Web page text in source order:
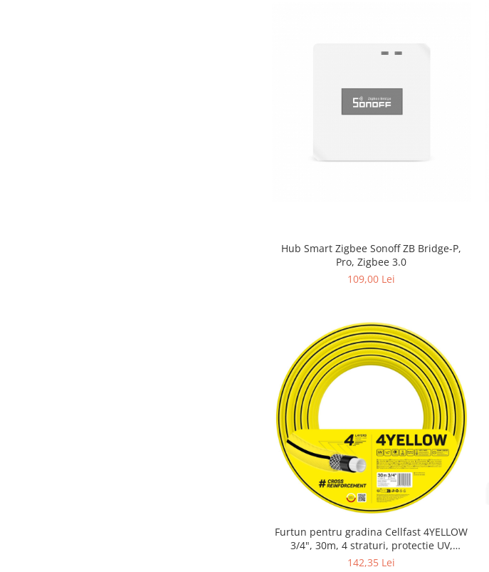
Hub Smart Zigbee Sonoff ZB Bridge-P,
Pro, Zigbee 3.0
109,00 Lei
Furtun pentru gradina Cellfast 4YELLOW
3/4", 30m, 4 straturi, protectie UV,
antirasucire
142,35 Lei